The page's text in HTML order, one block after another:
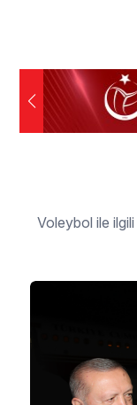
Voleybol ile